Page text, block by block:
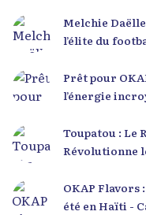
Melchie
l’élite du
Prêt pour
l’énergie
Toupatou : Le
Révolutionne
OKAP Flavors
été en Haïti -